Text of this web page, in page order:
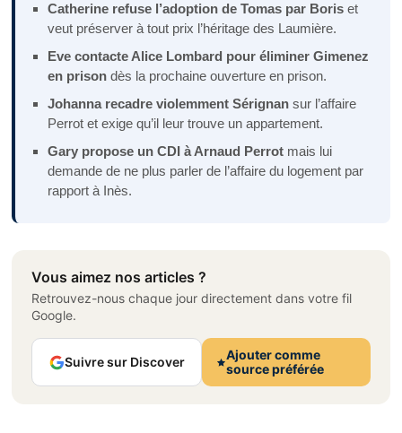
Catherine refuse l’adoption de Tomas par Boris et
veut préserver à tout prix l’héritage des Laumière.
Eve contacte Alice Lombard pour éliminer Gimenez
en prison dès la prochaine ouverture en prison.
Johanna recadre violemment Sérignan sur l’affaire
Perrot et exige qu’il leur trouve un appartement.
Gary propose un CDI à Arnaud Perrot mais lui
demande de ne plus parler de l’affaire du logement par
rapport à Inès.
Vous aimez nos articles ?
Retrouvez-nous chaque jour directement dans votre fil
Google.
Suivre sur Discover
Ajouter comme
source préférée